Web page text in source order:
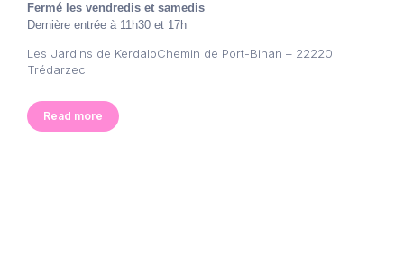
Fermé les vendredis et samedis
Dernière entrée à 11h30 et 17h
Les Jardins de KerdaloChemin de Port-Bihan – 22220
Trédarzec
Read more